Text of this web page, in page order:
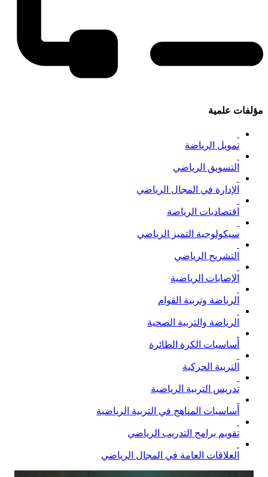
مؤلفات علمية
تمويل الرياضة
التسويق الرياضي
الإدارة في المجال الرياضي
اقتصاديات الرياضة
سيكولوجية التميز الرياضي
التشريح الرياضي
الإصابات الرياضية
الرياضة وتربية القوام
الرياضة والتربية الصحية
أساسيات الكرة الطائرة
التربية الحركية
تدريس التربية الرياضية
أساسيات المناهج في التربية الرياضية
تقويم برامج التدريب الرياضي
العلاقات العامة في المجال الرياضي